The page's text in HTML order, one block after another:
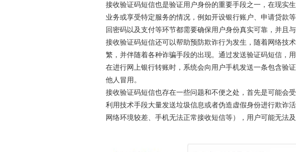
接收验证码短信也是验证用户身份的重要手段之一，在现实
业务或享受特定服务的情况，例如开设银行账户、申请贷款
回密码以及支付等环节都需要确保用户身份真实可靠，并且
接收验证码短信还可以帮助预防欺诈行为发生，随着网络技
繁，并伴随着各种诈骗手段的出现。通过发送验证码短信，
在进行网上银行转账时，系统会向用户手机发送一条包含验
他人冒用。
接收验证码短信也存在一些问题和不便之处，首先是可能会
利用技术手段大量发送垃圾信息或者伪造虚假身份进行欺诈
网络环境较差、手机无法正常接收短信等），用户可能无法